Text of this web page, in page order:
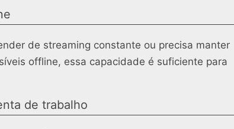
de streaming constante ou precisa manter
offline, essa capacidade é suficiente para
de trabalho